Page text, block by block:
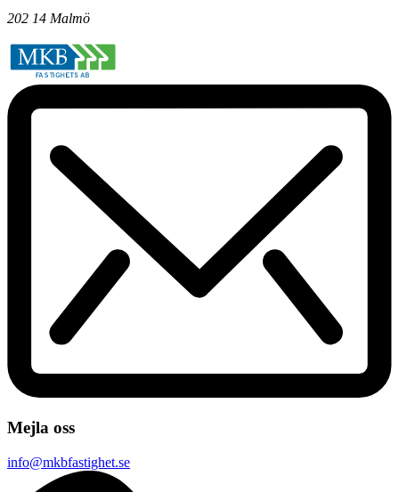
202 14 Malmö
Mejla oss
info@mkbfastighet.se